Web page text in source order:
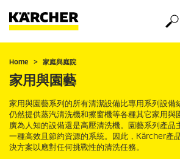
購物車
Home 家庭與庭院
家用與園藝
家用與園藝系列的所有清潔設備比專用系列設
仍然提供蒸汽清洗機和擦窗機等各種其它家用與
廣為人知的設備還是高壓清洗機。園藝系列產品
一種高效且節約資源的系統。因此，Kärcher產
決方案以應對任何挑戰性的清洗任務。